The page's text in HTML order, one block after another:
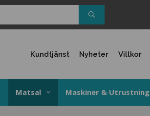
Kundtjänst Nyheter Villkor
Matsal Maskiner & Utrustning